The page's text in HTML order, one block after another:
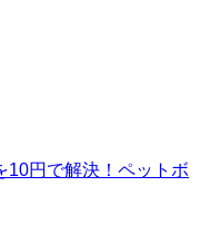
10円で解決！ペットボ